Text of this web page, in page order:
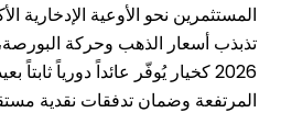
المستثمرين نحو الأوعية الإدخارية
تذبذب أسعار الذهب وحركة
2026 كخيار يُوفّر عائداً دورياً
المرتفعة وضمان تدفقات نقدية